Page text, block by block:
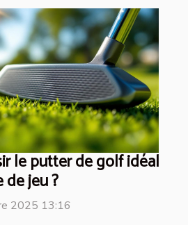
le putter de golf idéal
jeu ?
2025 13:16